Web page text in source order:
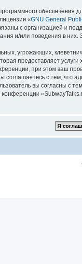
обеспечения
«GNU General
с организацией и
и/или поведения в
угрожающих,
предоставляет
при этом ваш
соглашаетесь с тем, что
вы согласны с